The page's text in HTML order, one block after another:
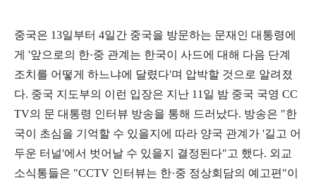
중국은 13일부터 4일간 중국을 방문하는 문재인 대통령에
게 '앞으로의 한·중 관계는 한국이 사드에 대해 다음 단계
조치를 어떻게 하느냐에 달렸다'며 압박할 것으로 알려졌
다. 중국 지도부의 이런 입장은 지난 11 일 밤 중국 국영 CC
TV의 문 대통령 인터뷰 방송을 통해 드러났다. 방송은 "한
국이 초심을 기억할 수 있을지에 따라 양국 관계가 '길고 어
두운 터널'에서 벗어날 수 있을지 결정된다"고 했다. 외교
소식통들은 "CCTV 인터뷰는 한·중 정상회담의 예고편 "이